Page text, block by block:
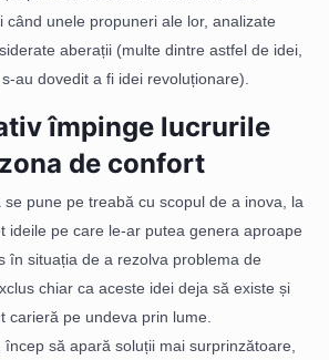
când unele propuneri ale lor, analizate
aberații (multe dintre astfel de idei,
au dovedit a fi idei revoluționare).
împinge lucrurile
de confort
pune pe treabă cu scopul de a inova, la
ideile pe care le-ar putea genera aproape
în situația de a rezolva problema de
chiar ca aceste idei deja să existe și
carieră pe undeva prin lume.
să apară soluții mai surprinzătoare,